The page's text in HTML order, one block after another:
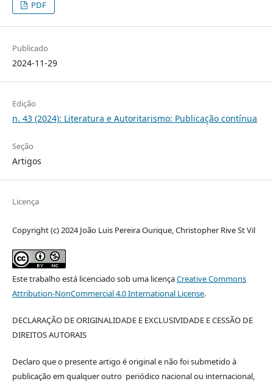
PDF
Publicado
2024-11-29
Edição
n. 43 (2024): Literatura e Autoritarismo: Publicação contínua
Seção
Artigos
Licença
Copyright (c) 2024 João Luis Pereira Ourique, Christopher Rive St Vil
Este trabalho está licenciado sob uma licençaCreative Commons
Attribution-NonCommercial 4.0 International License.
DECLARAÇÃO DE ORIGINALIDADE E EXCLUSIVIDADE E CESSÃO DE
DIREITOS AUTORAIS
Declaro que o presente artigo é original e não foi submetido à
publicação em qualquer outro periódico nacional ou internacional,